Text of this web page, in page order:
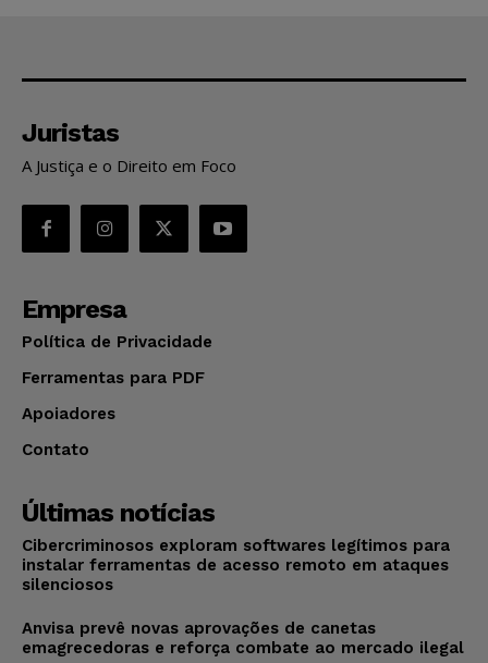
Juristas
A Justiça e o Direito em Foco
Empresa
Política de Privacidade
Ferramentas para PDF
Apoiadores
Contato
Últimas notícias
Cibercriminosos exploram softwares legítimos para
instalar ferramentas de acesso remoto em ataques
silenciosos
Anvisa prevê novas aprovações de canetas
emagrecedoras e reforça combate ao mercado ilegal